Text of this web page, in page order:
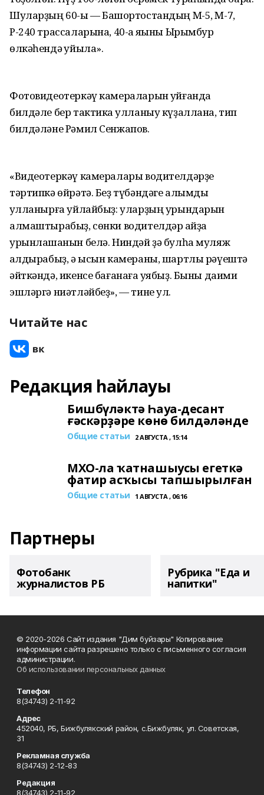
Шуларҙың 60-ы — Башҡортостандың М-5, М-7,
Р-240 трассаларына, 40-ҡа яҡыны Ырымбур
өлкәһендә ҡуйыла».
Фотовидеотеркәү камераларын ҡуйғанда
билдәле бер тактика ҡулланыу күҙаллана, тип
билдәләне Рәмил Сенжапов.
«Видеотеркәү камералары водителдәрҙе
тәртипкә өйрәтә. Беҙ түбәндәге алымды
ҡулланырға уйлайбыҙ: уларҙың урындарын
алмаштырабыҙ, сөнки водителдәр ҡайҙа
урынлашҡанын белә. Ниндәй ҙә булһа муляж
ҡалдырабыҙ, ә ысын камераны, шартлы рәүештә
әйткәндә, икенсе бағанаға ҡуябыҙ. Быны даими
эшләргә ниәтләйбеҙ», — тине ул.
Читайте нас
Редакция һайлауы
Бишбүләктә Һауа-десант
ғәскәрҙәре көнө билдәләнде
Общие статьи 2 АВГУСТА , 15:14
МХО-ла ҡатнашыусы егеткә
фатир асҡысы тапшырылған
Общие статьи 1 АВГУСТА , 06:16
Партнеры
Фотобанк
журналистов РБ
Рубрика "Еда и
напитки"
© 2020-2026 Сайт издания "Дим буйзары" Копирование
информации сайта разрешено только с письменного согласия
администрации.
Об использовании персональных данных
Телефон
8(34743) 2-11-92
Адрес
452040, РБ, Бижбулякский район, с.Бижбуляк, ул. Советская,
31
Рекламная служба
8(34743) 2-12-83
Редакция
8(34743) 2-11-92